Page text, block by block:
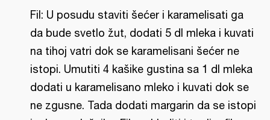
Fil: U posudu staviti šećer i karamelisati ga
da bude svetlo žut, dodati 5 dl mleka i kuvati
na tihoj vatri dok se karamelisani šećer ne
istopi. Umutiti 4 kašike gustina sa 1 dl mleka
dodati u karamelisano mleko i kuvati dok se
ne zgusne. Tada dodati margarin da se istopi